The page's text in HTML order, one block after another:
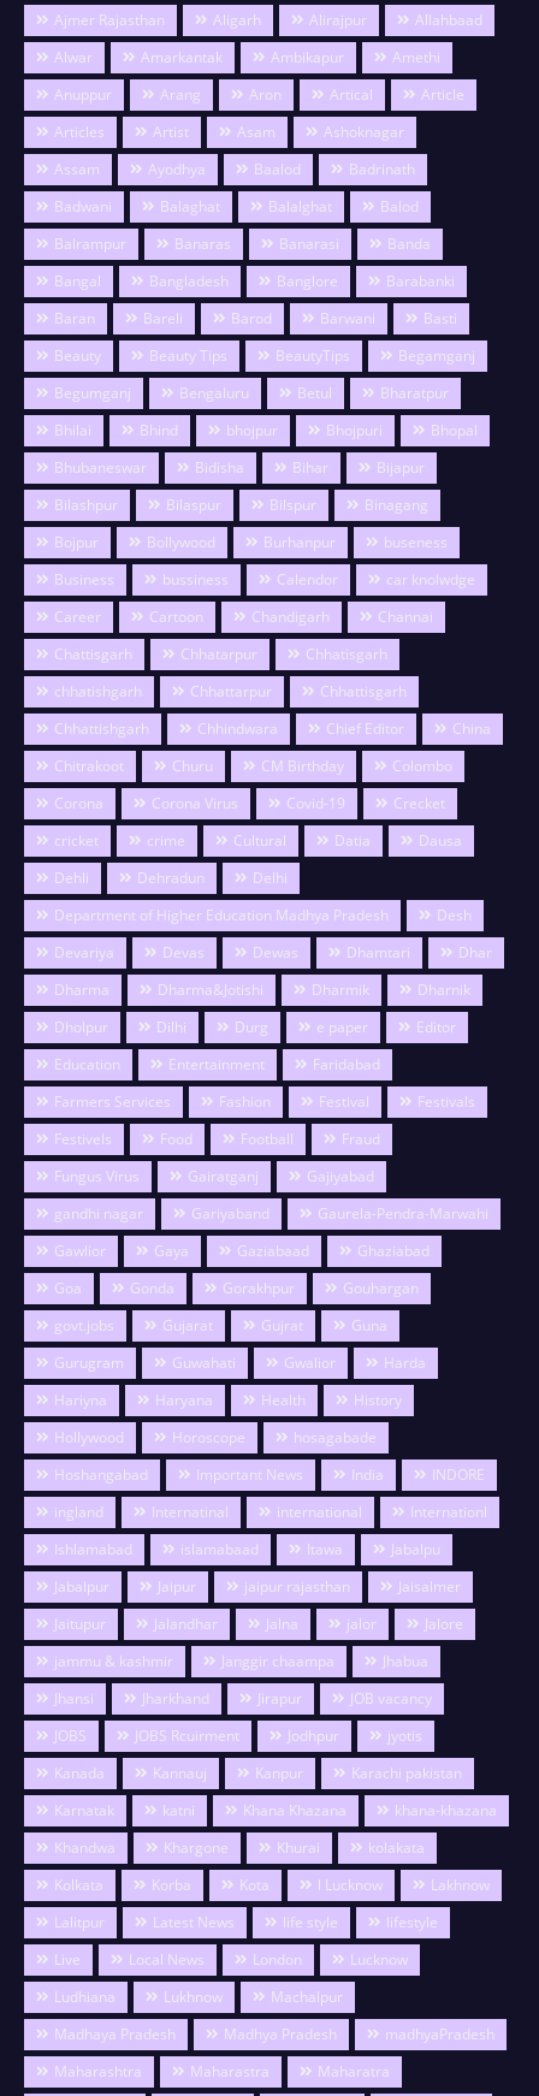
Ajmer Rajasthan Aligarh Alirajpur
Allahbaad
Alwar
Amarkantak Ambikapur
Amethi
Anuppur
Arang Aron Artical
Article
Articles
Artist Asam
Ashoknagar
Assam
Ayodhya Baalod
Badrinath
Badwani
Balaghat Balalghat
Balod
Balrampur
Banaras Banarasi
Banda
Bangal
Bangladesh Banglore
Barabanki
Baran
Bareli Barod Barwani
Basti
Beauty
Beauty Tips BeautyTips
Begamganj
Begumganj
Bengaluru Betul
Bharatpur
Bhilai
Bhind bhojpur Bhojpuri
Bhopal
Bhubaneswar
Bidisha Bihar
Bijapur
Bilashpur
Bilaspur Bilspur
Binagang
Bojpur
Bollywood Burhanpur
buseness
Business
bussiness Calendor
car knolwdge
Career
Cartoon Chandigarh
Channai
Chattisgarh
Chhatarpur
Chhatisgarh
chhatishgarh
Chhattarpur
Chhattisgarh
Chhattishgarh
Chhindwara Chief Editor
China
Chitrakoot
Churu CM Birthday
Colombo
Corona
Corona Virus Covid-19
Crecket
cricket
crime Cultural Datia
Dausa
Dehli
Dehradun
Delhi
Department of Higher Education Madhya Pradesh
Desh
Devariya
Devas Dewas Dhamtari
Dhar
Dharma
Dharma&Jotishi Dharmik
Dharnik
Dholpur
Dilhi Durg e paper
Editor
Education
Entertainment
Faridabad
Farmers Services
Fashion Festival
Festivals
Festivels
Food Football
Fraud
Fungus Virus
Gairatganj
Gajiyabad
gandhi nagar
Gariyaband
Gaurela-Pendra-Marwahi
Gawlior
Gaya Gaziabaad
Ghaziabad
Goa
Gonda Gorakhpur
Gouhargan
govt.jobs
Gujarat Gujrat
Guna
Gurugram
Guwahati Gwalior
Harda
Hariyna
Haryana Health
History
Hollywood
Horoscope
hosagabade
Hoshangabad
Important News India
INDORE
ingland
Internatinal international
Internationl
Ishlamabad
islamabaad Itawa
Jabalpu
Jabalpur
Jaipur jaipur rajasthan
Jaisalmer
Jaitupur
Jalandhar Jalna jalor
Jalore
jammu & kashmir
Janggir chaampa
Jhabua
Jhansi
Jharkhand Jirapur
JOB vacancy
JOBS
JOBS Rcuirment Jodhpur
jyotis
Kanada
Kannauj Kanpur
Karachi pakistan
Karnatak
katni Khana Khazana
khana-khazana
Khandwa
Khargone Khurai
kolakata
Kolkata
Korba Kota l Lucknow
Lakhnow
Lalitpur
Latest News life style
lifestyle
Live
Local News London
Lucknow
Ludhiana
Lukhnow
Machalpur
Madhaya Pradesh
Madhya Pradesh
madhyaPradesh
Maharashtra
Maharastra
Maharatra